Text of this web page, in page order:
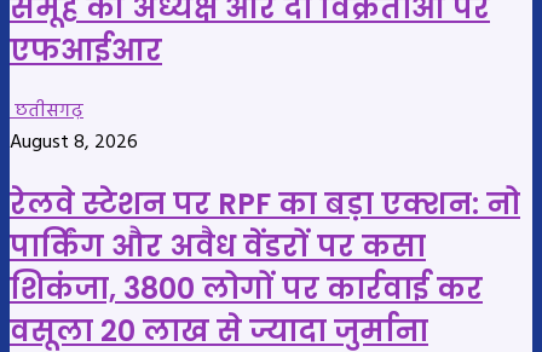
एफआईआर
छतीसगढ़
August 8, 2026
रेलवे स्टेशन पर RPF का बड़ा एक्शन: नो
पार्किंग और अवैध वेंडरों पर कसा
शिकंजा, 3800 लोगों पर कार्रवाई कर
वसूला 20 लाख से ज्यादा जुर्माना